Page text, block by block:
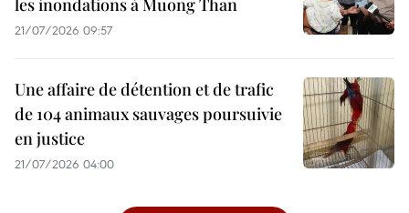
les inondations à Muong Than
21/07/2026 09:57
Une affaire de détention et de trafic
de 104 animaux sauvages poursuivie
en justice
21/07/2026 04:00